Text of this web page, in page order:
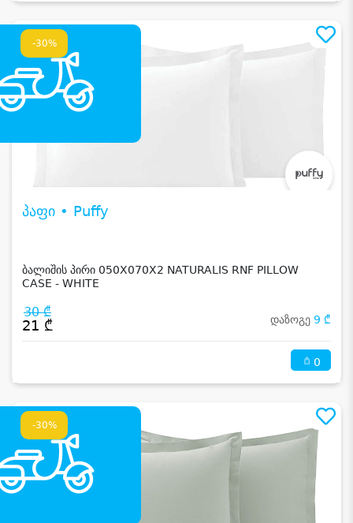
-30%
პაფი • Puffy
ბალიშის პირი 050X070X2 NATURALIS RNF PILLOW
CASE - WHITE
30 ₾
21 ₾ დაზოგე 9 ₾
0
-30%